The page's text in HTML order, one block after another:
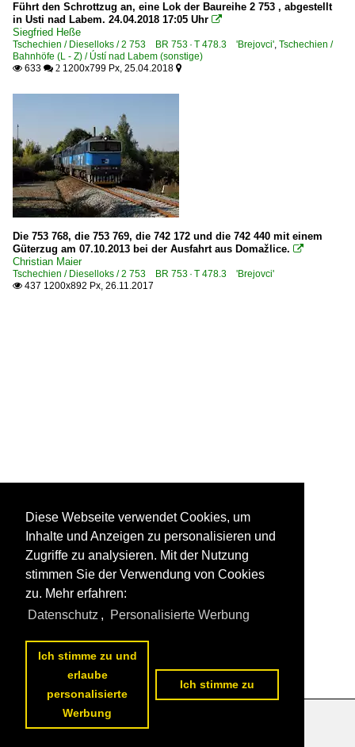
Führt den Schrottzug an, eine Lok der Baureihe 2 753 , abgestellt
in Usti nad Labem. 24.04.2018 17:05 Uhr 
Siegfried Heße
Tschechien / Dieselloks / 2 753 BR 753 · T 478.3 'Brejovci', Tschechien /
Bahnhöfe (L - Z) / Ústí nad Labem (sonstige)
 633  2 1200x799 Px, 25.04.2018 
Die 753 768, die 753 769, die 742 172 und die 742 440 mit einem
Güterzug am 07.10.2013 bei der Ausfahrt aus Domažlice. 
Christian Maier
Tschechien / Dieselloks / 2 753 BR 753 · T 478.3 'Brejovci'
 437 1200x892 Px, 26.11.2017
Datenschutzerklärung
Diese Webseite verwendet Cookies, um
Inhalte und Anzeigen zu personalisieren und
Zugriffe zu analysieren. Mit der Nutzung
stimmen Sie der Verwendung von Cookies
zu. Mehr erfahren:
Datenschutz , Personalisierte Werbung
Ich stimme zu und
erlaube
personalisierte
Werbung
Ich stimme zu